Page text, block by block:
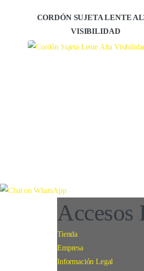
CORDÓN SUJETA LENTE
VISIBILIDAD
Accesos
Tienda
Empresa;
Información Legal